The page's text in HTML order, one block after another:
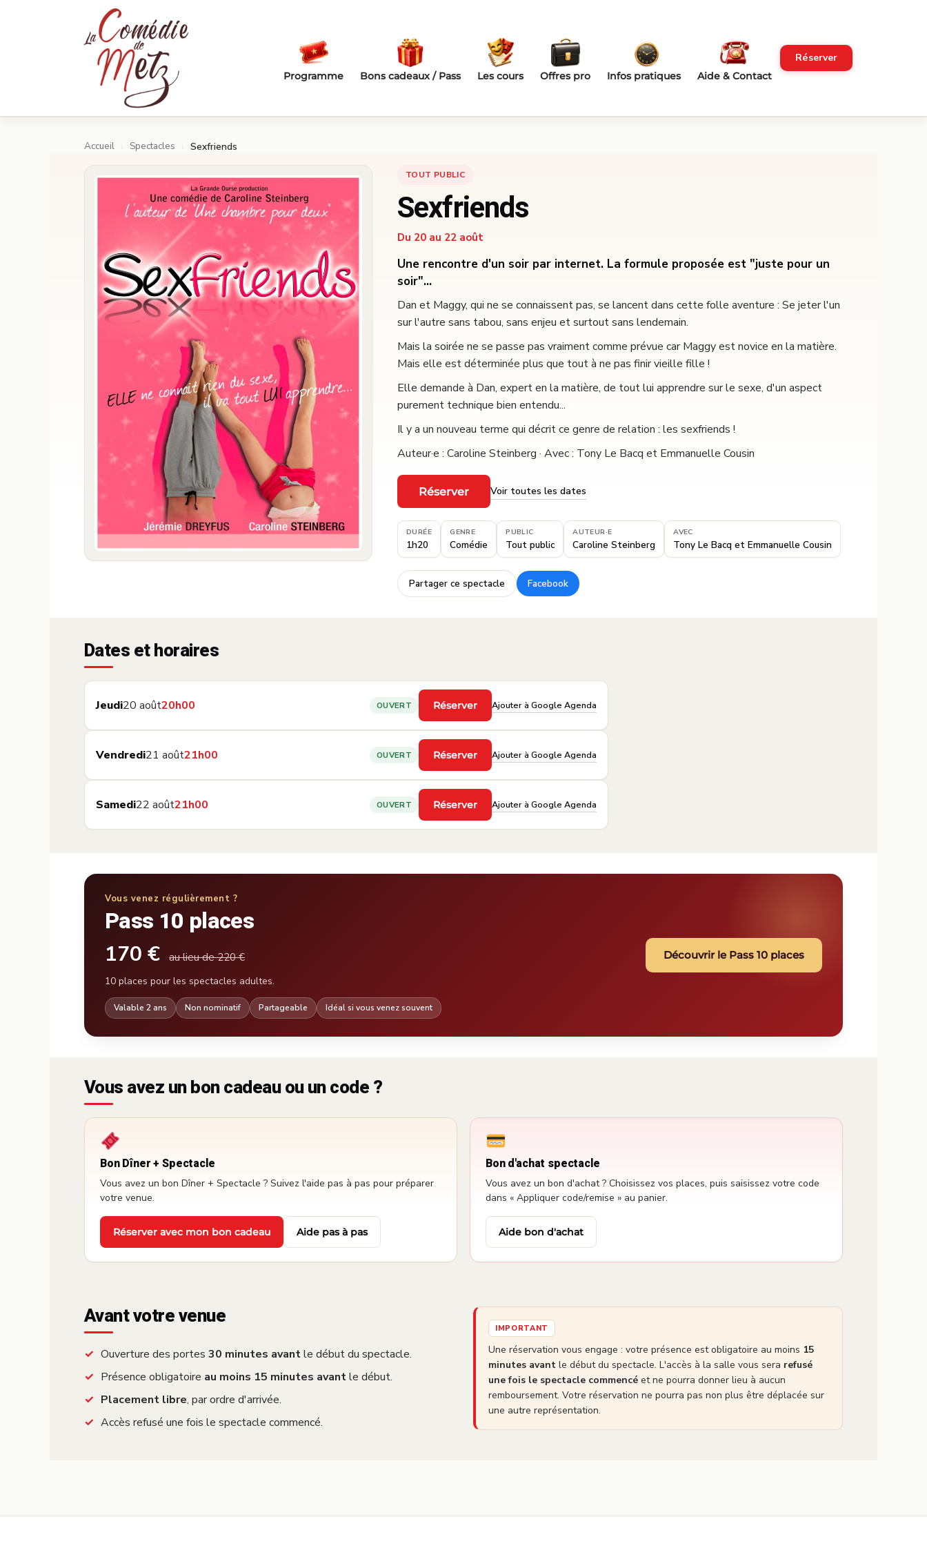
Passer au contenu principal
Programme Bons cadeaux / Pass Les cours Offres pro Infos pratiques Aide & Contact
Réserver
Accueil Spectacles Sexfriends
TOUT PUBLIC
Sexfriends
Du 20 au 22 août
Une rencontre d'un soir par internet. La formule proposée est "juste pour un
soir"...
Dan et Maggy, qui ne se connaissent pas, se lancent dans cette folle aventure : Se jeter l'un
sur l'autre sans tabou, sans enjeu et surtout sans lendemain.
Mais la soirée ne se passe pas vraiment comme prévue car Maggy est novice en la matière.
Mais elle est déterminée plus que tout à ne pas finir vieille fille !
Elle demande à Dan, expert en la matière, de tout lui apprendre sur le sexe, d'un aspect
purement technique bien entendu...
Il y a un nouveau terme qui décrit ce genre de relation : les sexfriends !
Auteur·e : Caroline Steinberg · Avec : Tony Le Bacq et Emmanuelle Cousin
Réserver
·
Voir toutes les dates
DURÉE
1h20
GENRE
Comédie
PUBLIC
Tout public
AUTEUR·E
Caroline Steinberg
AVEC
Tony Le Bacq et Emmanuelle Cousin
Partager ce spectacle
·
Facebook
Dates et horaires
Jeudi20 août20h00 OUVERT Réserver
·
Ajouter à Google Agenda
Vendredi21 août21h00 OUVERT Réserver
·
Ajouter à Google Agenda
Samedi22 août21h00 OUVERT Réserver
·
Ajouter à Google Agenda
Vous venez régulièrement ?
Pass 10 places
170 € au lieu de 220 €
10 places pour les spectacles adultes.
Valable 2 ans Non nominatif Partageable Idéal si vous venez souvent
Découvrir le Pass 10 places
Vous avez un bon cadeau ou un code ?
Bon Dîner + Spectacle
Vous avez un bon Dîner + Spectacle ? Suivez l'aide pas à pas pour préparer
votre venue.
Réserver avec mon bon cadeau
·
Aide pas à pas
Bon d'achat spectacle
Vous avez un bon d'achat ? Choisissez vos places, puis saisissez votre code
dans « Appliquer code/remise » au panier.
Aide bon d'achat
Avant votre venue
Ouverture des portes 30 minutes avantle début du spectacle.
Présence obligatoire au moins 15 minutes avantle début.
Placement libre, par ordre d'arrivée.
Accès refusé une fois le spectacle commencé.
IMPORTANT
Une réservation vous engage : votre présence est obligatoire au moins 15
minutes avant le début du spectacle. L'accès à la salle vous sera refusé
une fois le spectacle commencé et ne pourra donner lieu à aucun
remboursement. Votre réservation ne pourra pas non plus être déplacée sur
une autre représentation.